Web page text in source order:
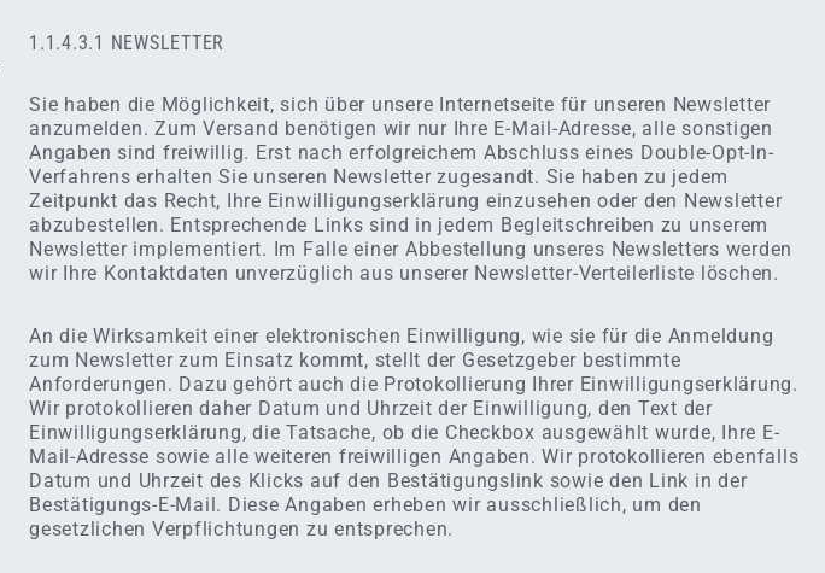
1.1.4.3.1 NEWSLETTER
Sie haben die Möglichkeit, sich über unsere Internetseite für unseren Newsletter
anzumelden. Zum Versand benötigen wir nur Ihre E-Mail-Adresse, alle sonstigen
Angaben sind freiwillig. Erst nach erfolgreichem Abschluss eines Double-Opt-In-
Verfahrens erhalten Sie unseren Newsletter zugesandt. Sie haben zu jedem
Zeitpunkt das Recht, Ihre Einwilligungserklärung einzusehen oder den Newsletter
abzubestellen. Entsprechende Links sind in jedem Begleitschreiben zu unserem
Newsletter implementiert. Im Falle einer Abbestellung unseres Newsletters werden
wir Ihre Kontaktdaten unverzüglich aus unserer Newsletter-Verteilerliste löschen.
An die Wirksamkeit einer elektronischen Einwilligung, wie sie für die Anmeldung
zum Newsletter zum Einsatz kommt, stellt der Gesetzgeber bestimmte
Anforderungen. Dazu gehört auch die Protokollierung Ihrer Einwilligungserklärung.
Wir protokollieren daher Datum und Uhrzeit der Einwilligung, den Text der
Einwilligungserklärung, die Tatsache, ob die Checkbox ausgewählt wurde, Ihre E-
Mail-Adresse sowie alle weiteren freiwilligen Angaben. Wir protokollieren ebenfalls
Datum und Uhrzeit des Klicks auf den Bestätigungslink sowie den Link in der
Bestätigungs-E-Mail. Diese Angaben erheben wir ausschließlich, um den
gesetzlichen Verpflichtungen zu entsprechen.